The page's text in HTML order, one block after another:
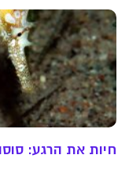
חיות את הרגע: